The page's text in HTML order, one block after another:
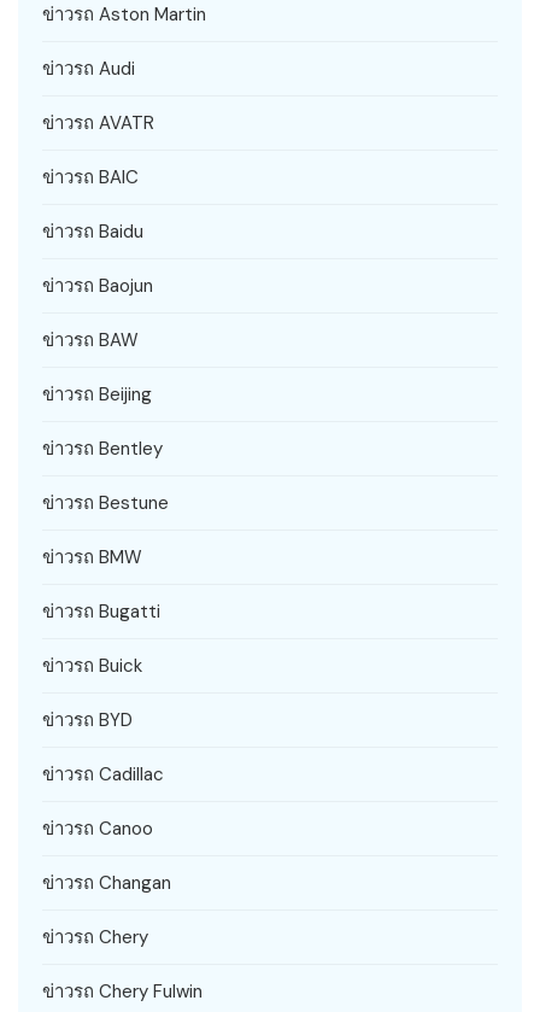
ข่าวรถ Aston Martin
ข่าวรถ Audi
ข่าวรถ AVATR
ข่าวรถ BAIC
ข่าวรถ Baidu
ข่าวรถ Baojun
ข่าวรถ BAW
ข่าวรถ Beijing
ข่าวรถ Bentley
ข่าวรถ Bestune
ข่าวรถ BMW
ข่าวรถ Bugatti
ข่าวรถ Buick
ข่าวรถ BYD
ข่าวรถ Cadillac
ข่าวรถ Canoo
ข่าวรถ Changan
ข่าวรถ Chery
ข่าวรถ Chery Fulwin